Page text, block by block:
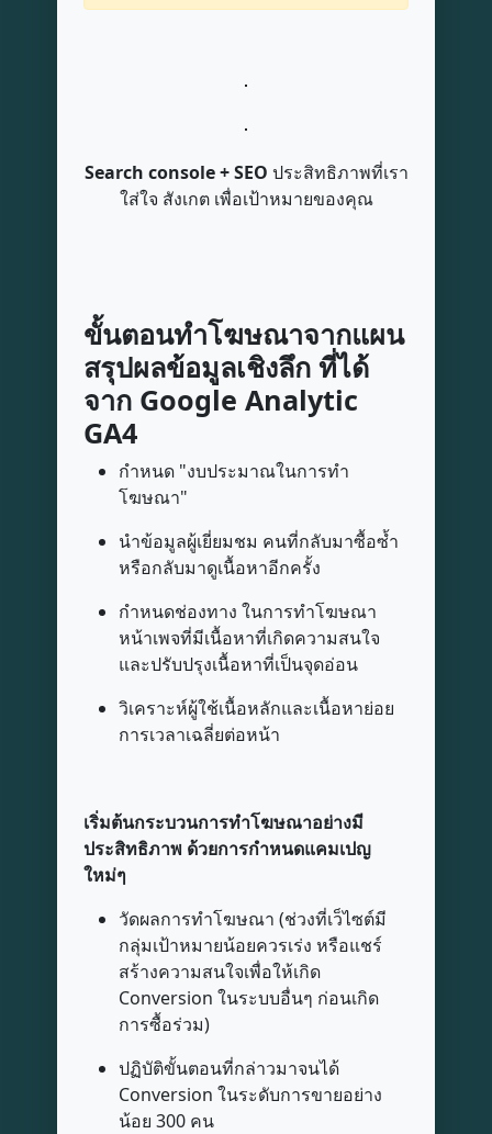
Search console + SEO ประสิทธิภาพที่เรา
ใส่ใจ สังเกต เพื่อเป้าหมายของคุณ
ขั้นตอนทำโฆษณาจากแผน
สรุปผลข้อมูลเชิงลึก ที่ได้
จาก Google Analytic
GA4
กำหนด "งบประมาณในการทำ
โฆษณา"
นำข้อมูลผู้เยี่ยมชม คนที่กลับมาซื้อซ้ำ
หรือกลับมาดูเนื้อหาอีกครั้ง
กำหนดช่องทาง ในการทำโฆษณา
หน้าเพจที่มีเนื้อหาที่เกิดความสนใจ
และปรับปรุงเนื้อหาที่เป็นจุดอ่อน
วิเคราะห์ผู้ใช้เนื้อหลักและเนื้อหาย่อย
การเวลาเฉลี่ยต่อหน้า
เริ่มต้นกระบวนการทำโฆษณาอย่างมี
ประสิทธิภาพ ด้วยการกำหนดแคมเปญ
ใหม่ๆ
วัดผลการทำโฆษณา (ช่วงที่เว็ไซต์มี
กลุ่มเป้าหมายน้อยควรเร่ง หรือแชร์
สร้างความสนใจเพื่อให้เกิด
Conversion ในระบบอื่นๆ ก่อนเกิด
การซื้อร่วม)
ปฏิบัติขั้นตอนที่กล่าวมาจนได้
Conversion ในระดับการขายอย่าง
น้อย 300 คน